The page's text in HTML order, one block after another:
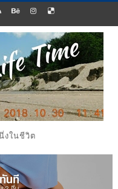
งในชีวิต